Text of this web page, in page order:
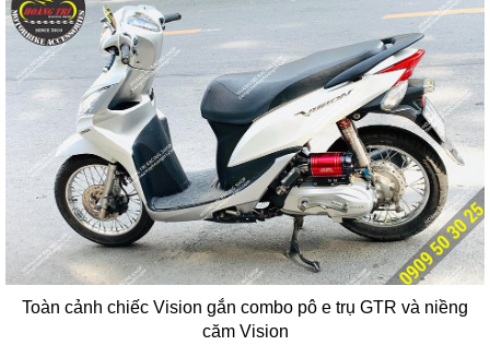
Toàn cảnh chiếc Vision gắn combo pô e trụ GTR và niềng
căm Vision